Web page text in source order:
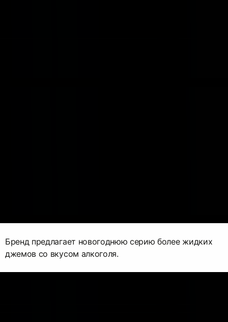
Бренд предлагает новогоднюю серию более жидких
джемов со вкусом алкоголя.